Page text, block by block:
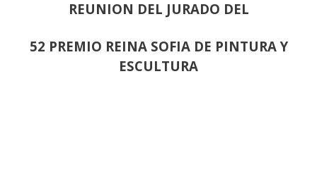
REUNION DEL JURADO DEL
52 PREMIO REINA SOFIA DE PINTURA Y
ESCULTURA